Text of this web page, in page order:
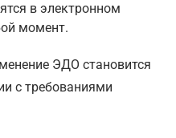
в электронном
момент.
ЭДО становится
с требованиями